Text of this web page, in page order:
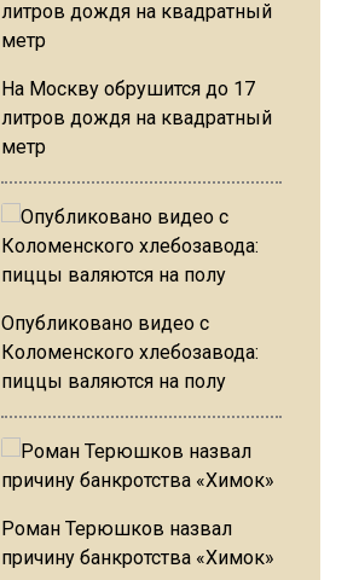
На Москву обрушится до 17
литров дождя на квадратный
метр
Опубликовано видео с
Коломенского хлебозавода:
пиццы валяются на полу
Роман Терюшков назвал
причину банкротства «Химок»